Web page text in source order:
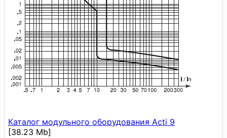
Каталог модульного оборудования Acti 9
[38.23 Mb]